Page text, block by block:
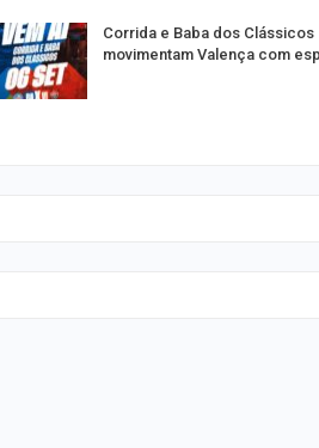
Corrida e Baba dos Clássicos
movimentam Valença com